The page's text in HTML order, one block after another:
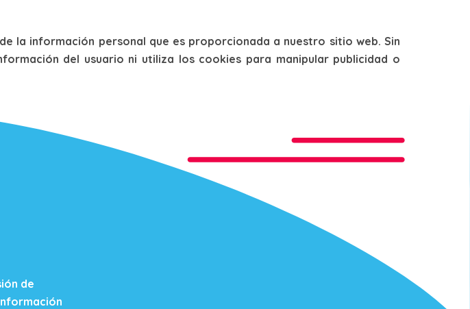
la información personal que es proporcionada a nuestro sitio web. Sin
del usuario ni utiliza los cookies para manipular publicidad o
de